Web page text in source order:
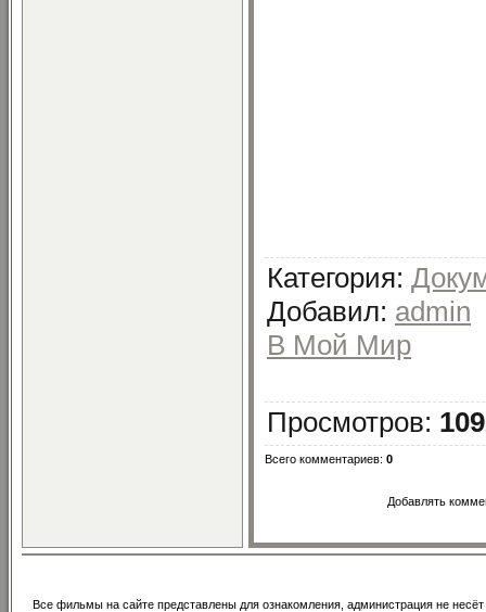
Категория:
Добавил: admin
В Мой Мир
Просмотров:
Всего комментариев: 0
Добавлять
Все фильмы на сайте представлены для ознакомления, администрация не